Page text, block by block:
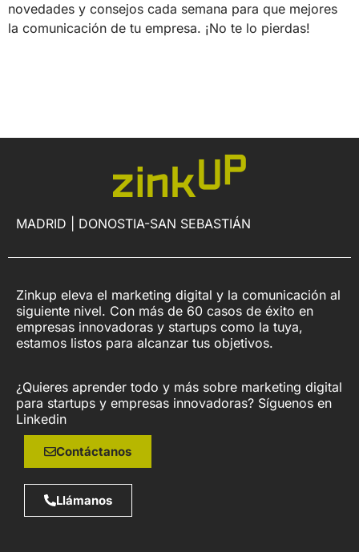
novedades y consejos cada semana para que mejores
la comunicación de tu empresa. ¡No te lo pierdas!
MADRID | DONOSTIA-SAN SEBASTIÁN
Zinkup eleva el marketing digital y la comunicación al
siguiente nivel. Con más de 60 casos de éxito en
empresas innovadoras y startups como la tuya,
estamos listos para alcanzar tus objetivos.
¿Quieres aprender todo y más sobre marketing digital
para startups y empresas innovadoras? Síguenos en
Linkedin
Contáctanos
Llámanos